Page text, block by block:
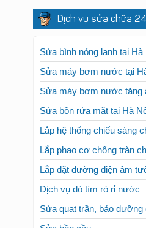
Dịch vụ sửa chữa
Sửa bình nóng lạnh tại Hà
Sửa máy bơm nước tại
Sửa máy bơm nước tăng
Sửa bồn rửa mặt tại Hà
Lắp hệ thống chiếu sáng
Lắp phao cơ chống tràn
Lắp đặt đường điện âm
Dịch vụ dò tìm rò rỉ nước
Sửa quạt trần, bảo dưỡng